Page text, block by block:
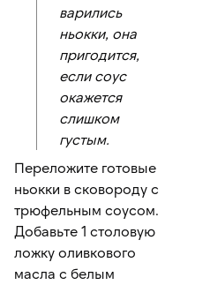
варились
ньокки, она
пригодится,
если соус
окажется
слишком
густым.
Переложите готовые
ньокки в сковороду с
трюфельным соусом.
Добавьте 1 столовую
ложку оливкового
масла с белым